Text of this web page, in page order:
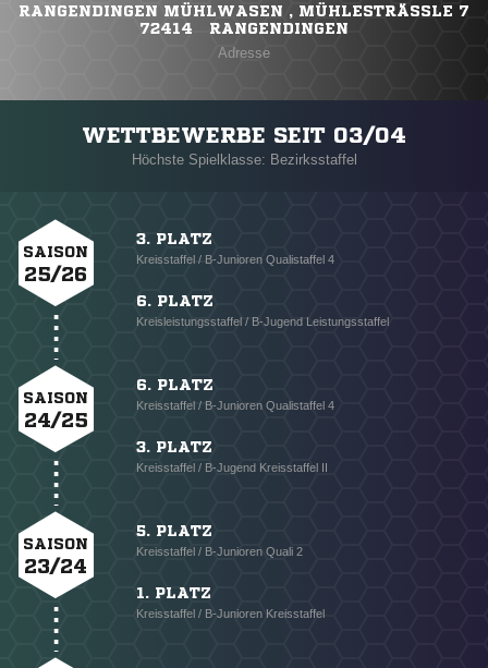
RANGENDINGEN MÜHLWASEN , MÜHLESTRÄSSLE 7
72414 RANGENDINGEN
Adresse
WETTBEWERBE SEIT 03/04
Höchste Spielklasse: Bezirksstaffel
SAISON
25/26
3. PLATZ
Kreisstaffel / B-Junioren Qualistaffel 4
6. PLATZ
Kreisleistungsstaffel / B-Jugend Leistungsstaffel
SAISON
24/25
6. PLATZ
Kreisstaffel / B-Junioren Qualistaffel 4
3. PLATZ
Kreisstaffel / B-Jugend Kreisstaffel II
SAISON
23/24
5. PLATZ
Kreisstaffel / B-Junioren Quali 2
1. PLATZ
Kreisstaffel / B-Junioren Kreisstaffel